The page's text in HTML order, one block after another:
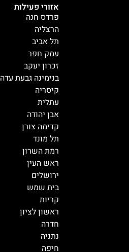
אזורי פעילות
פרדס חנה
הרצליה
תל אביב
עמק חפר
זכרון יעקב
בנימינה גבעת עדה
קיסריה
עתלית
אבן יהודה
קדימה צורן
תל מונד
רמת השרון
ראש העין
ירושלים
בית שמש
קריות
ראשון לציון
חדרה
נתניה
חיפה